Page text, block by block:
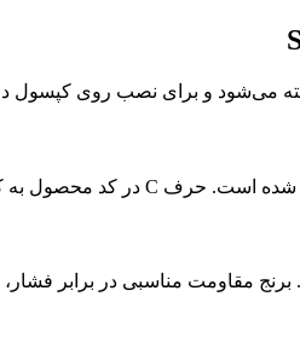
برنج مقاومت مناسبی در برابر